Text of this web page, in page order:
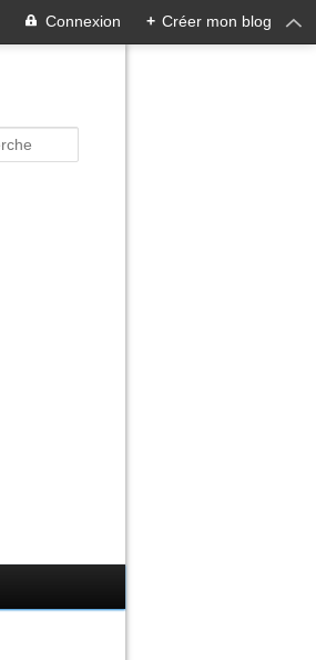
Connexion + Créer mon blog